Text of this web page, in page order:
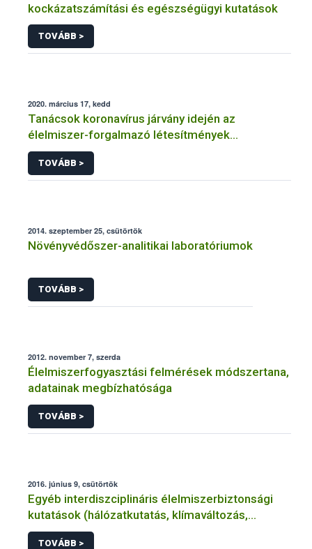
kockázatszámítási és egészségügyi kutatások
TOVÁBB >
2020. március 17, kedd
Tanácsok koronavírus járvány idején az
élelmiszer-forgalmazó létesítmények
üzemeltetőinek
TOVÁBB >
2014. szeptember 25, csütörtök
Növényvédőszer-analitikai laboratóriumok
TOVÁBB >
2012. november 7, szerda
Élelmiszerfogyasztási felmérések módszertana,
adatainak megbízhatósága
TOVÁBB >
2016. június 9, csütörtök
Egyéb interdiszciplináris élelmiszerbiztonsági
kutatások (hálózatkutatás, klímaváltozás,
járványtan) referencialistája
TOVÁBB >